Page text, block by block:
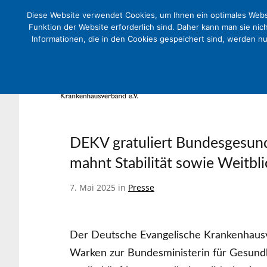
DEKV gratuliert
mahnt Stabilität sowie
7. Mai 2025 in Presse
Der Deutsche Evangelische
Warken zur Bundesministerin für
Diese Website verwendet Cookies, um Ihnen ein optimales
Funktion der Website erforderlich sind. Daher kann man sie
Informationen, die in den Cookies gespeichert sind, werden